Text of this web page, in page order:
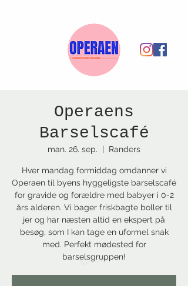
Operaens
Barselscafé
man. 26. sep.
  |
Randers
Hver mandag formiddag omdanner vi
Operaen til byens hyggeligste barselscafé
for gravide og forældre med babyer i 0-2
års alderen. Vi bager friskbagte boller til
jer og har næsten altid en ekspert på
besøg, som I kan tage en uformel snak
med. Perfekt mødested for
barselsgruppen!